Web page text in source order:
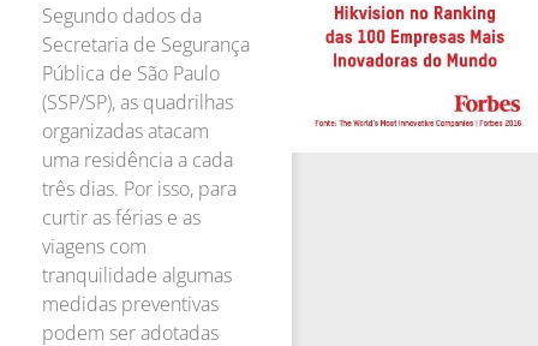
Segundo dados da
Secretaria de Segurança
Pública de São Paulo
(SSP/SP), as quadrilhas
organizadas atacam
uma residência a cada
três dias. Por isso, para
curtir as férias e as
viagens com
tranquilidade algumas
medidas preventivas
podem ser adotadas